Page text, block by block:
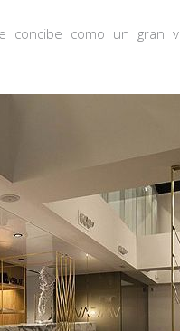
concibe como un gran